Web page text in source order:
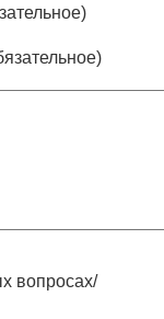
вопросах/